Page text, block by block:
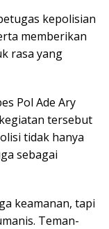
kepolisian
memberikan
rasa yang
Pol Ade Ary
tersebut
tidak hanya
sebagai
keamanan, tapi
Teman-